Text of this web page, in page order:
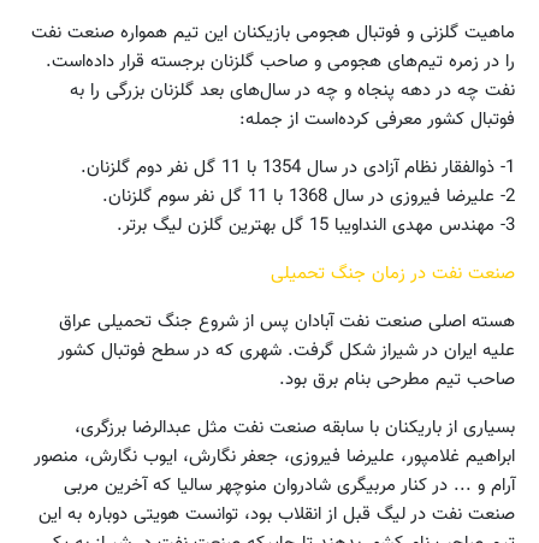
ماهیت گلزنی و فوتبال هجومی بازیکنان این تیم همواره صنعت نفت
را در زمره تیم‌های هجومی و صاحب گلزنان برجسته قرار داده‌است.
نفت چه در دهه پنجاه و چه در سال‌های بعد گلزنان بزرگی را به
فوتبال کشور معرفی کرده‌است از جمله:
1- ذوالفقار نظام آزادی در سال 1354 با 11 گل نفر دوم گلزنان.
2- علیرضا فیروزی در سال 1368 با 11 گل نفر سوم گلزنان.
3- مهندس مهدی النداویبا 15 گل بهترین گلزن لیگ برتر.
صنعت نفت در زمان جنگ تحمیلی
هسته اصلی صنعت نفت آبادان پس از شروع جنگ تحمیلی عراق
علیه ایران در شیراز شکل گرفت. شهری که در سطح فوتبال کشور
صاحب تیم مطرحی بنام برق بود.
بسیاری از باریکنان با سابقه صنعت نفت مثل عبدالرضا برزگری،
ابراهیم غلامپور، علیرضا فیروزی، جعفر نگارش، ایوب نگارش، منصور
آرام و ... در کنار مربیگری شادروان منوچهر سالیا که آخرین مربی
صنعت نفت در لیگ قبل از انقلاب بود، توانست هویتی دوباره به این